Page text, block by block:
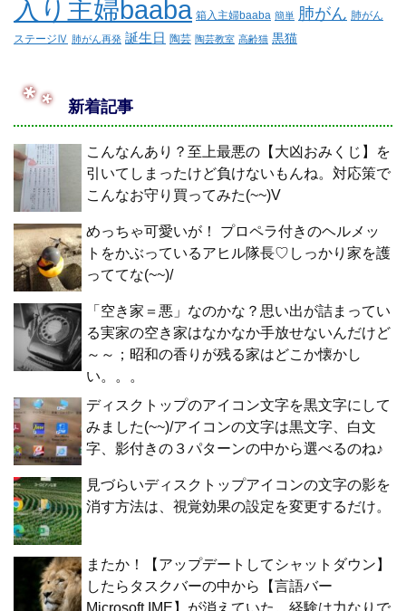
入り主婦baaba 箱入主婦baaba 簡単 肺がん 肺がん
ステージⅣ 肺がん再発 誕生日 陶芸 陶芸教室 高齢猫 黒猫
新着記事
こんなんあり？至上最悪の【大凶おみくじ】を
引いてしまったけど負けないもんね。対応策で
こんなお守り買ってみた(~~)V
めっちゃ可愛いが！ プロペラ付きのヘルメッ
トをかぶっているアヒル隊長♡しっかり家を護
っててな(~~)/
「空き家＝悪」なのかな？思い出が詰まってい
る実家の空き家はなかなか手放せないんだけど
～～；昭和の香りが残る家はどこか懐かし
い。。。
ディスクトップのアイコン文字を黒文字にして
みました(~~)/アイコンの文字は黒文字、白文
字、影付きの３パターンの中から選べるのね♪
見づらいディスクトップアイコンの文字の影を
消す方法は、視覚効果の設定を変更するだけ。
またか！【アップデートしてシャットダウン】
したらタスクバーの中から【言語バー